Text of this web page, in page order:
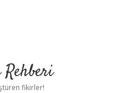
Rehberi
fikirler!